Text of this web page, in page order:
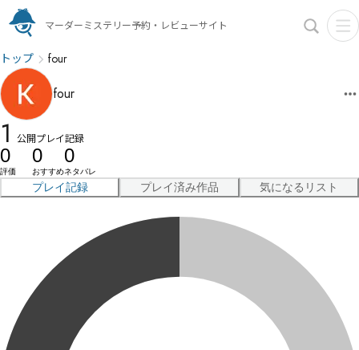
マーダーミステリー予約・レビューサイト
トップ four
four
1 公開プレイ記録
0
評価
0
おすすめ
0
ネタバレ
プレイ記録 プレイ済み作品 気になるリスト